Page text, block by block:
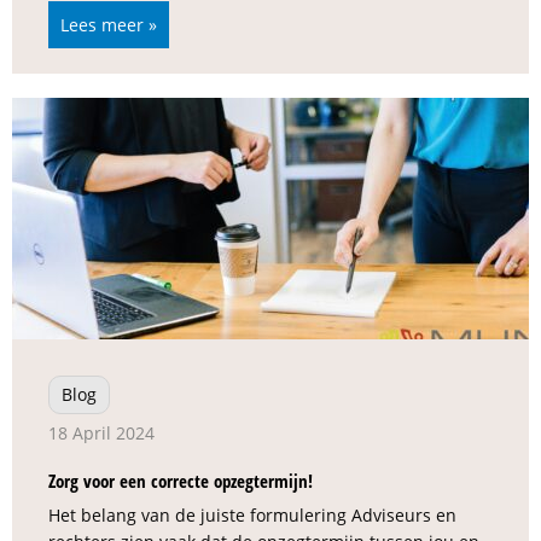
Lees meer »
Blog
18 April 2024
Zorg voor een correcte opzegtermijn!
Het belang van de juiste formulering Adviseurs en